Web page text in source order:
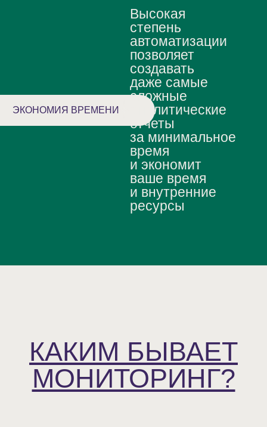
ЭКОНОМИЯ ВРЕМЕНИ
Высокая
степень
автоматизации
позволяет
создавать
даже самые
сложные
аналитические
отчеты
за минимальное
время
и экономит
ваше время
и внутренние
ресурсы
КАКИМ БЫВАЕТ
МОНИТОРИНГ?